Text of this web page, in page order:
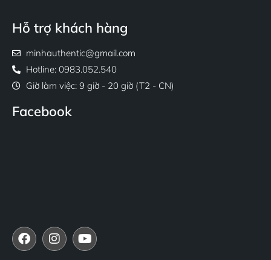
Hỗ trợ khách hàng
minhauthentic@gmail.com
Hotline: 0983.052.540
Giờ làm việc: 9 giờ - 20 giờ (T2 - CN)
Facebook